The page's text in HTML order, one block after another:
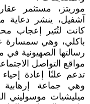
موريتز، مستثمر
آشفيل، ينشر دعاية
كانت لتُثير إعجاب
باكلي، وهي سمسارة
رسالتها الصهيونية في
مواقع التواصل
تدعم علنًا إعادة
وهي جماعة إرهابية
ميليشيات موسوليني